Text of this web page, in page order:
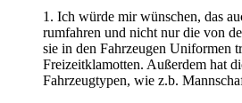
1. Ich würde mir wünschen, das
rumfahren und nicht nur die von
sie in den Fahrzeugen Uniformen
Freizeitklamotten. Außerdem hat
Fahrzeugtypen, wie z.b.